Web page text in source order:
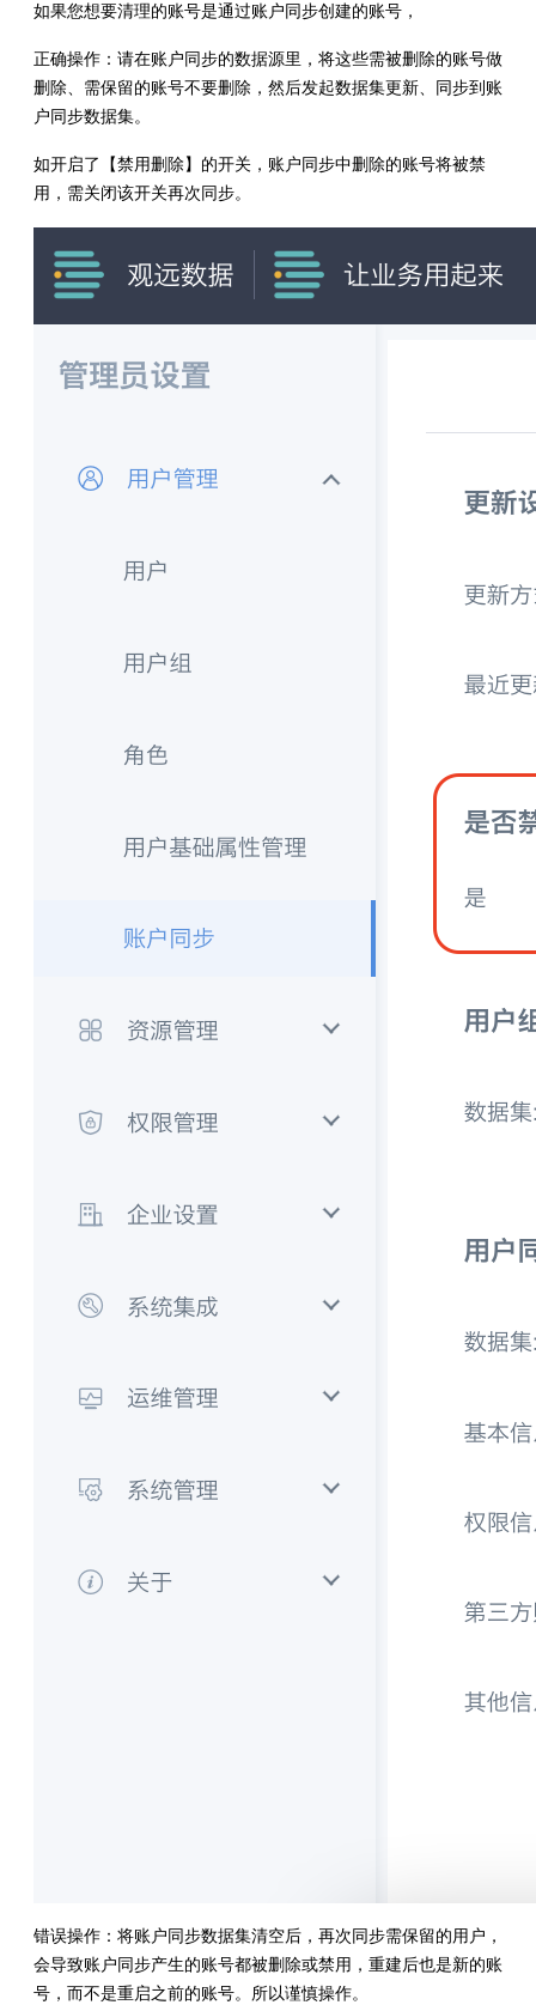
如果您想要清理的账号是通过账户同步创建的账号，
正确操作：请在账户同步的数据源里，将这些需被删除的账号做
删除、需保留的账号不要删除，然后发起数据集更新、同步到账
户同步数据集。
如开启了【禁用删除】的开关，账户同步中删除的账号将被禁
用，需关闭该开关再次同步。
错误操作：将账户同步数据集清空后，再次同步需保留的用户，
会导致账户同步产生的账号都被删除或禁用，重建后也是新的账
号，而不是重启之前的账号。所以谨慎操作。